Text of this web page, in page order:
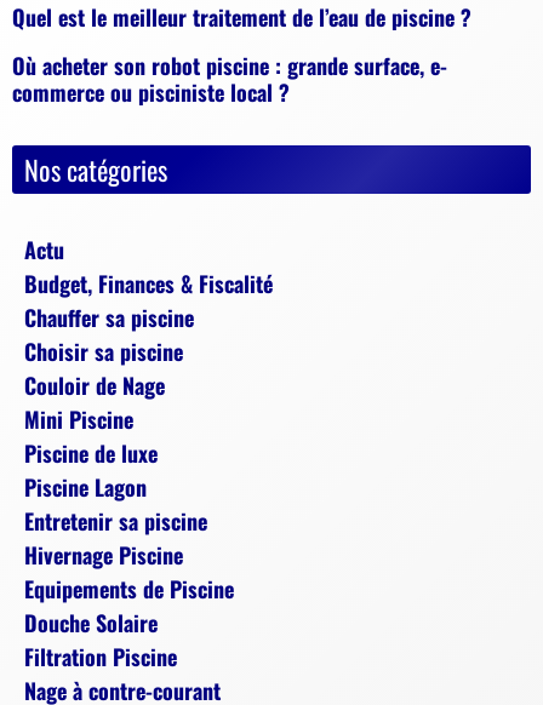
Quel est le meilleur traitement de l’eau de piscine ?
Où acheter son robot piscine : grande surface, e-
commerce ou pisciniste local ?
Nos catégories
Actu
Budget, Finances & Fiscalité
Chauffer sa piscine
Choisir sa piscine
Couloir de Nage
Mini Piscine
Piscine de luxe
Piscine Lagon
Entretenir sa piscine
Hivernage Piscine
Equipements de Piscine
Douche Solaire
Filtration Piscine
Nage à contre-courant